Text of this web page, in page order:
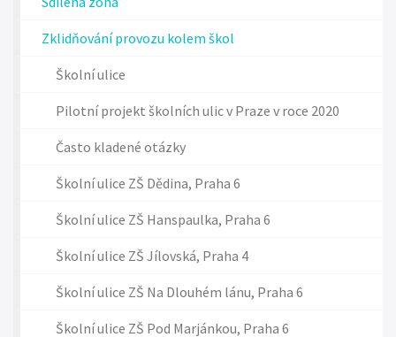
Zklidňování provozu kolem škol
Školní ulice
Pilotní projekt školních ulic v Praze v roce 2020
Často kladené otázky
Školní ulice ZŠ Dědina, Praha 6
Školní ulice ZŠ Hanspaulka, Praha 6
Školní ulice ZŠ Jílovská, Praha 4
Školní ulice ZŠ Na Dlouhém lánu, Praha 6
Školní ulice ZŠ Pod Marjánkou, Praha 6